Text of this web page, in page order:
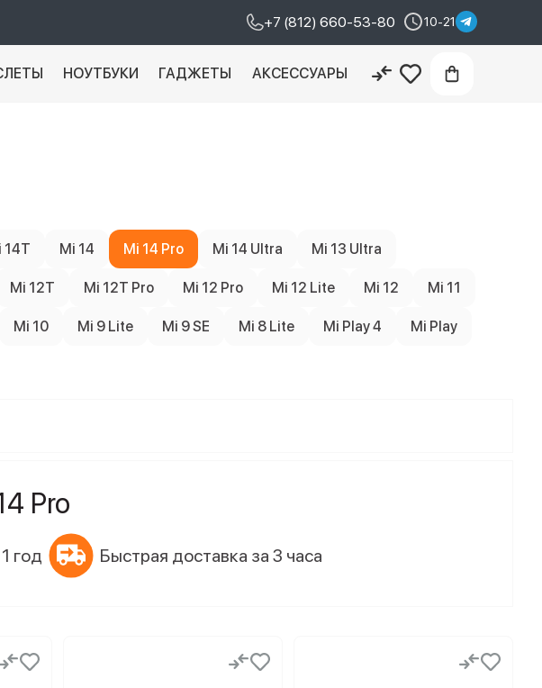
+7 (812) 660-53-80 10-21
НОУТБУКИ ГАДЖЕТЫ АКСЕССУАРЫ
14T Mi 14 Mi 14 Pro Mi 14 Ultra Mi 13 Ultra
Mi 12T Mi 12T Pro Mi 12 Pro Mi 12 Lite Mi 12 Mi 11
Mi 10 Mi 9 Lite Mi 9 SE Mi 8 Lite Mi Play 4 Mi Play
Pro
год Быстрая доставка за 3 часа